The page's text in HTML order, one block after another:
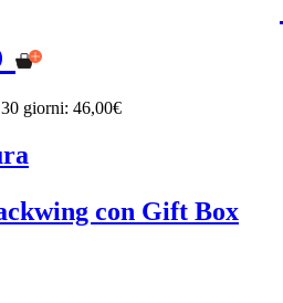
giorni: 46,00€
con Gift Box